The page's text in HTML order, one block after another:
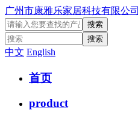
广州市康雅乐家居科技有限公司
中文 English
首页
product